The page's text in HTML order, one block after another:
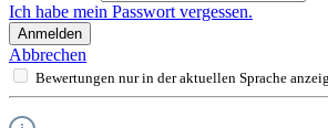
Ich habe mein Passwort vergessen.
Anmelden
Abbrechen
Bewertungen nur in der aktuellen Sprache